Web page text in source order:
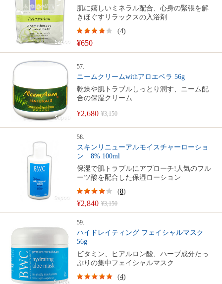
肌に嬉しいミネラル配合、心身の緊張を解
きほぐすリラックスの入浴剤
¥650
(4)
57.
ニームクリームwithアロエベラ 56g
乾燥や肌トラブルしっとり潤す、ニーム配
合の保湿クリーム
¥2,680 ¥3,150
58.
スキンリニューアルモイスチャーローショ
ン 8% 100ml
保湿で肌トラブルにアプローチ!人気のフル
ーツ酸を配合した保湿ローション
¥2,840 ¥3,150
(8)
59.
ハイドレイティング フェイシャルマスク
56g
ビタミン、ヒアルロン酸、ハーブ成分たっ
ぷりの集中フェイシャルマスク
(4)